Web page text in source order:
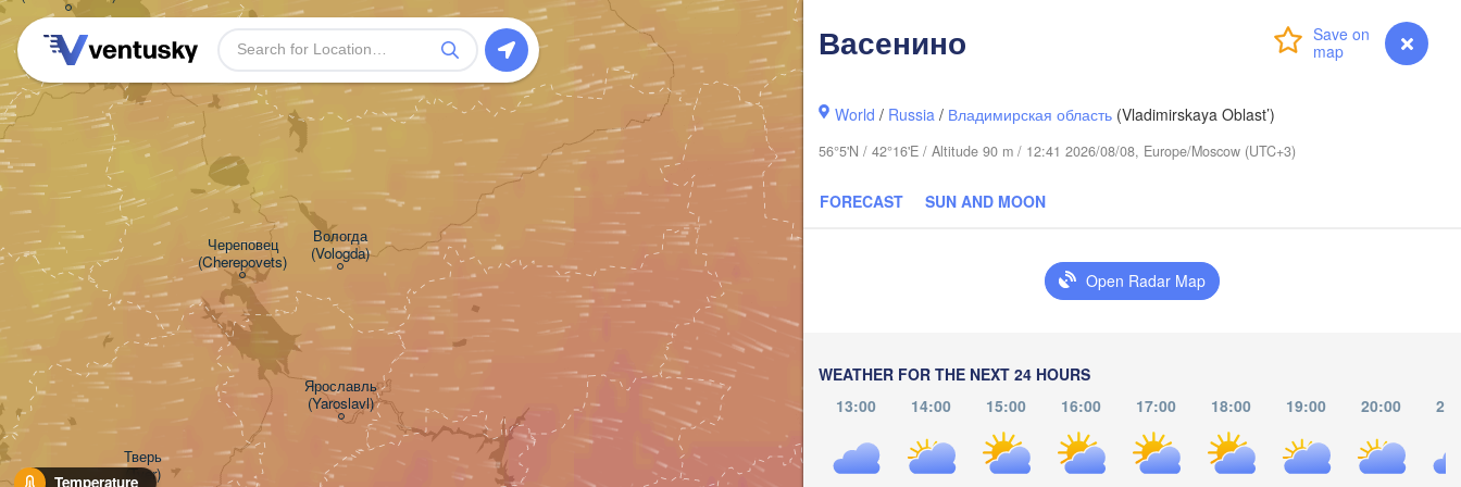
myVentusky Forecast
Васенино
World / Russia / Владимирская область (Vladimirskaya Oblast’)
56°5'N / 42°16'E / Altitude 90 m / 12:41 2026/08/08, Europe/Moscow (UTC+3)
FORECAST SUN AND MOON
Open Radar Map
WEATHER FOR THE NEXT 24 HOURS
13:00
14:00 15:00 16:00 17:00 18:00 19:00 20:00
Temperature
Ярославль
(Yaroslavl)
Череповец
(Cherepovets)
Тверь
(Tver)
Вологда
(Vologda)
Ижевск
(Izhevsk)
Екатеринбург
(Yekaterinburg)